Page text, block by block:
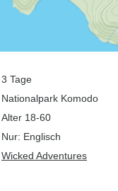
3 Tage
Nationalpark Komodo
Alter 18-60
Nur: Englisch
Wicked Adventures